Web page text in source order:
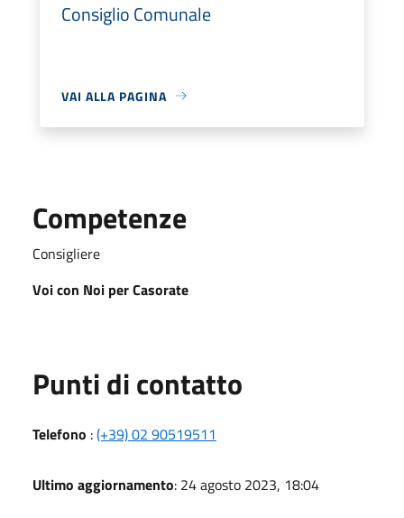
Consiglio Comunale
VAI ALLA PAGINA
Competenze
Consigliere
Voi con Noi per Casorate
Punti di contatto
Telefono :(+39) 02 90519511
Ultimo aggiornamento: 24 agosto 2023, 18:04